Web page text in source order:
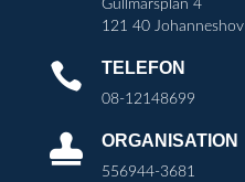
Gullmarsplan 4
121 40 Johanneshov
 TELEFON
08-12148699
 ORGANISATION
556944-3681